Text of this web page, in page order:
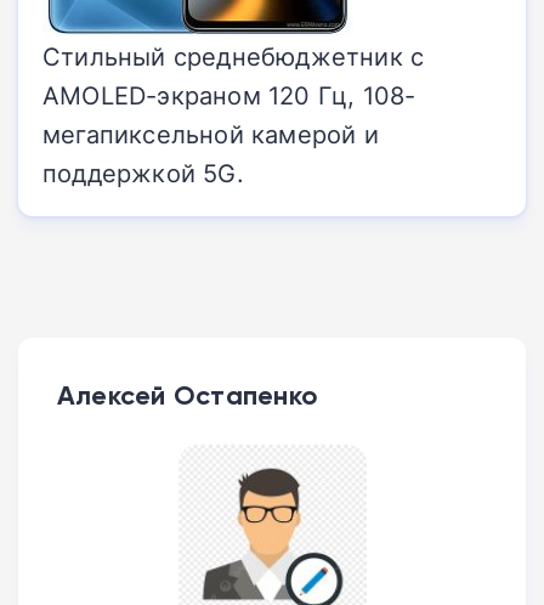
Стильный среднебюджетник с
AMOLED-экраном 120 Гц, 108-
мегапиксельной камерой и
поддержкой 5G.
Алексей Остапенко